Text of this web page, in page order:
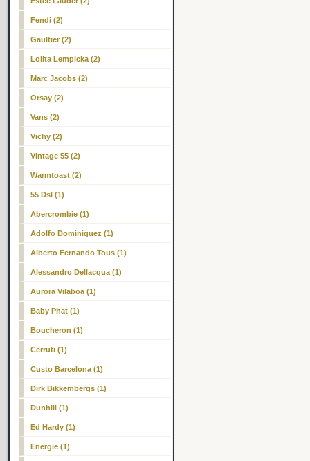
Fendi (2)
Gaultier (2)
Lolita Lempicka (2)
Marc Jacobs (2)
Orsay (2)
Vans (2)
Vichy (2)
Vintage 55 (2)
Warmtoast (2)
55 Dsl (1)
Abercrombie (1)
Adolfo Dominiguez (1)
Alberto Fernando Tous (1)
Alessandro Dellacqua (1)
Aurora Vilaboa (1)
Baby Phat (1)
Boucheron (1)
Cerruti (1)
Custo Barcelona (1)
Dirk Bikkembergs (1)
Dunhill (1)
Ed Hardy (1)
Energie (1)